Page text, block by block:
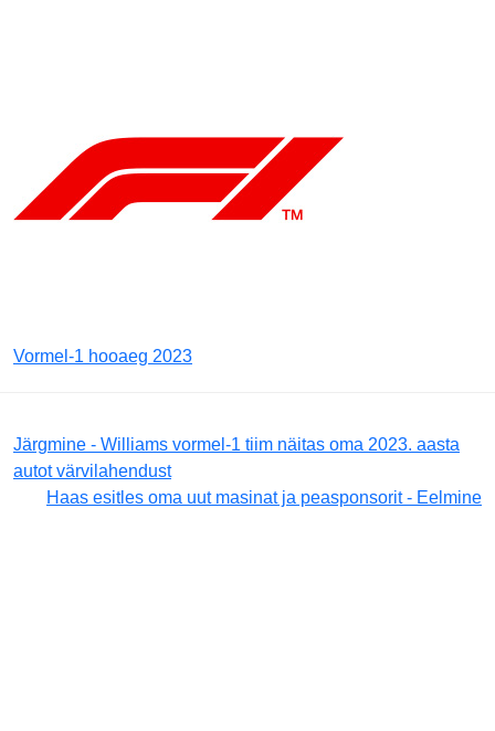
Vormel-1 hooaeg 2023
Järgmine - Williams vormel-1 tiim näitas oma 2023. aasta
autot värvilahendust
Haas esitles oma uut masinat ja peasponsorit - Eelmine